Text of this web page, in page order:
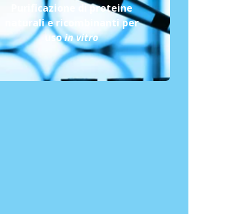
Purificazione di proteine
naturali e ricombinanti per
usoin vitro